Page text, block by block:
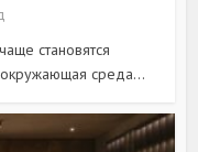
становятся
окружающая среда...